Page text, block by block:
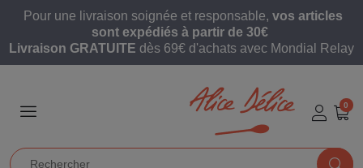
Pour une livraison soignée et responsable, vos articles
sont expédiés à partir de 30€
Livraison GRATUITE dès 69€ d'achats avec Mondial Relay
0